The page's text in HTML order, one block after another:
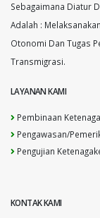
Sebagaimana Diatur
Adalah :
Otonomi Dan Tugas
Transmigrasi.
LAYANAN KAMI
Pembinaan
Pengawasan/
Pengujian
KONTAK KAMI